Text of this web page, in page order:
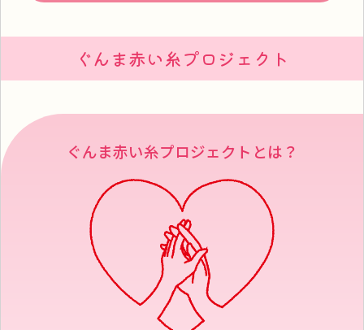
ぐんま赤い糸プロジェクト
ぐんま赤い糸プロジェクトとは？